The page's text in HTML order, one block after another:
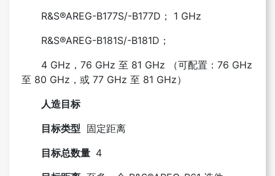
R&S®AREG-B177S/-B177D； 1 GHz
R&S®AREG-B181S/-B181D；
4 GHz，76 GHz 至 81 GHz （可配置：76 GHz
至 80 GHz，或 77 GHz 至 81 GHz）
人造目标
目标类型 固定距离
目标总数量 4